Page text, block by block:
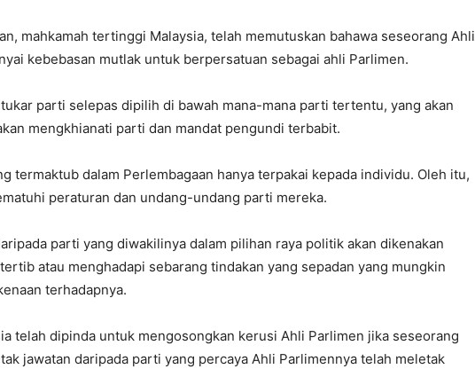
mahkamah tertinggi Malaysia, telah memutuskan bahawa seseorang Ahli
kebebasan mutlak untuk berpersatuan sebagai ahli Parlimen.
parti selepas dipilih di bawah mana-mana parti tertentu, yang akan
mengkhianati parti dan mandat pengundi terbabit.
termaktub dalam Perlembagaan hanya terpakai kepada individu. Oleh itu,
peraturan dan undang-undang parti mereka.
parti yang diwakilinya dalam pilihan raya politik akan dikenakan
atau menghadapi sebarang tindakan yang sepadan yang mungkin
terhadapnya.
telah dipinda untuk mengosongkan kerusi Ahli Parlimen jika seseorang
jawatan daripada parti yang percaya Ahli Parlimennya telah meletak